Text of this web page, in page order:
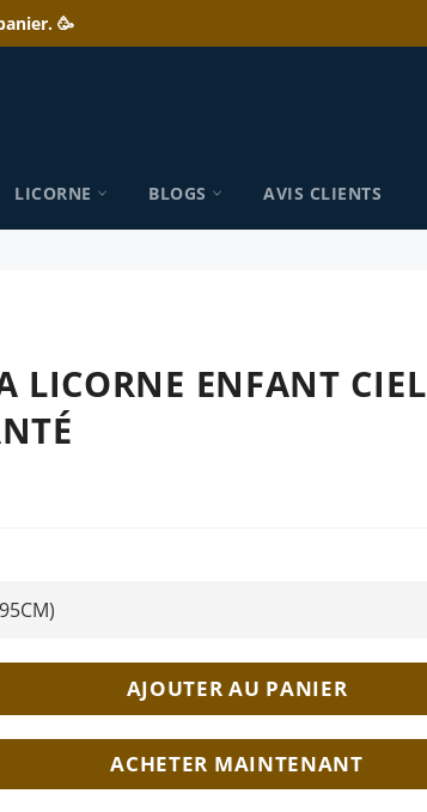
🥳
LICORNE BLOGS AVIS CLIENTS
LICORNE ENFANT CIEL
AJOUTER AU PANIER
ACHETER MAINTENANT